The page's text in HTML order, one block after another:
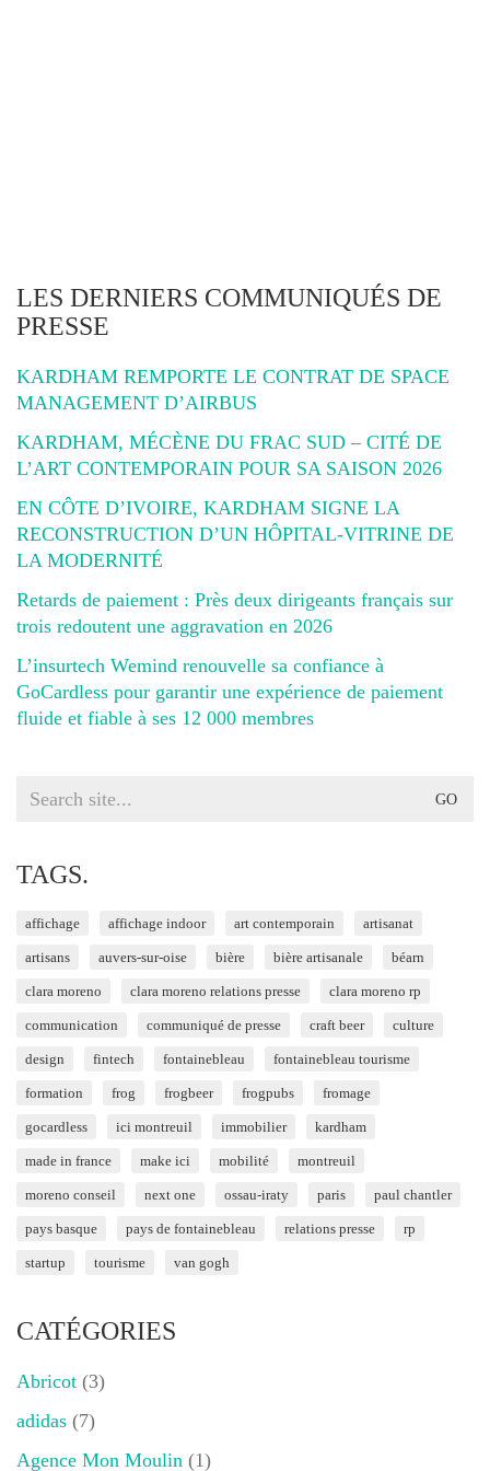
LES DERNIERS COMMUNIQUÉS DE
PRESSE
KARDHAM REMPORTE LE CONTRAT DE SPACE
MANAGEMENT D’AIRBUS
KARDHAM, MÉCÈNE DU FRAC SUD – CITÉ DE
L’ART CONTEMPORAIN POUR SA SAISON 2026
EN CÔTE D’IVOIRE, KARDHAM SIGNE LA
RECONSTRUCTION D’UN HÔPITAL-VITRINE DE
LA MODERNITÉ
Retards de paiement : Près deux dirigeants français sur
trois redoutent une aggravation en 2026
L’insurtech Wemind renouvelle sa confiance à
GoCardless pour garantir une expérience de paiement
fluide et fiable à ses 12 000 membres
Search
TAGS.
affichage affichage indoor art contemporain artisanat
artisans auvers-sur-oise bière bière artisanale béarn
clara moreno clara moreno relations presse clara moreno rp
communication communiqué de presse craft beer culture
design fintech fontainebleau fontainebleau tourisme
formation frog frogbeer frogpubs fromage
gocardless ici montreuil immobilier kardham
made in france make ici mobilité montreuil
moreno conseil next one ossau-iraty paris paul chantler
pays basque pays de fontainebleau relations presse rp
startup tourisme van gogh
CATÉGORIES
Abricot (3)
adidas (7)
Agence Mon Moulin (1)